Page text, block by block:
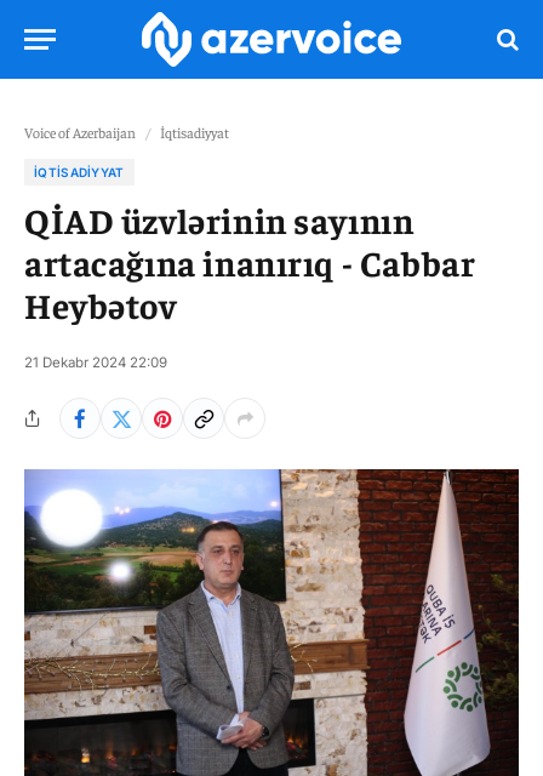
Voice of Azerbaijan / İqtisadiyyat
İQTISADIYYAT
QİAD üzvlərinin sayının
artacağına inanırıq - Cabbar
Heybətov
21 Dekabr 2024 22:09